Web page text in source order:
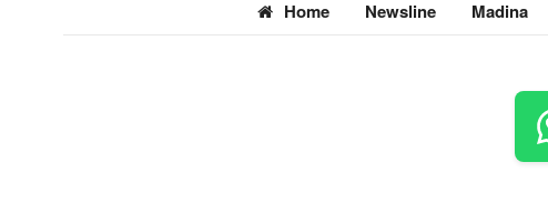
Home Newsline Madina